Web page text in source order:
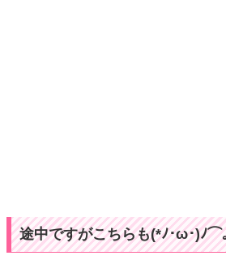
途中ですがこちらも(*ﾉ･ω･)ﾉ⌒